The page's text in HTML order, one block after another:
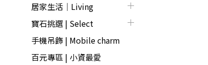
居家生活｜Living
寶石挑選 | Select
手機吊飾 | Mobile charm
百元專區 | 小資最愛